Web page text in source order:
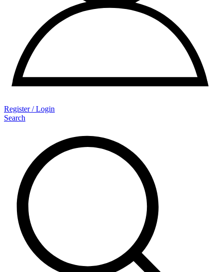
Register / Login
Search